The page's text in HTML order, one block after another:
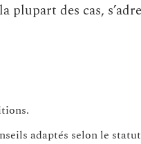
des cas,
adaptés selon le